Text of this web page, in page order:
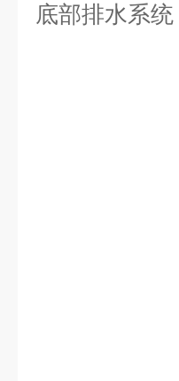
底部排水系